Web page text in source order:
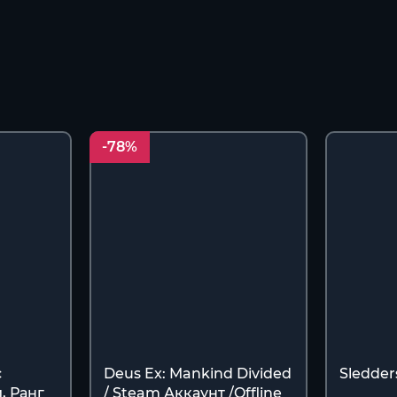
Ранг
-78%
Deus Ex: Mankind Divided
/ Steam Аккаунт /Offline